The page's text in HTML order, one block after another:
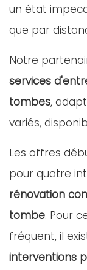
un état
que par
Notre
services
tombes,
variés,
Les offres
pour quatre
rénovation
tombe. Pour
fréquent, il
interventions